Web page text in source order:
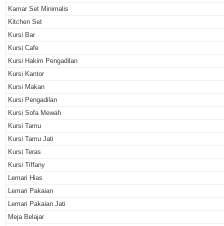
Kamar Set Minimalis
Kitchen Set
Kursi Bar
Kursi Cafe
Kursi Hakim Pengadilan
Kursi Kantor
Kursi Makan
Kursi Pengadilan
Kursi Sofa Mewah
Kursi Tamu
Kursi Tamu Jati
Kursi Teras
Kursi Tiffany
Lemari Hias
Lemari Pakaian
Lemari Pakaian Jati
Meja Belajar